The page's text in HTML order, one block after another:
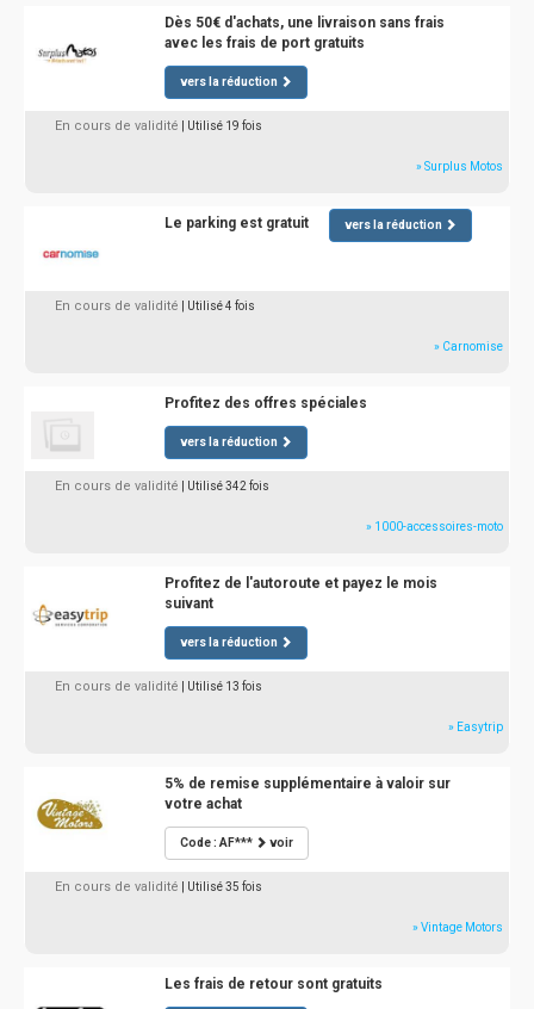
Dès 50€ d'achats, une livraison sans frais
avec les frais de port gratuits
vers la réduction
En cours de validité | Utilisé 19 fois
» Surplus Motos
Le parking est gratuit vers la réduction
En cours de validité | Utilisé 4 fois
» Carnomise
Profitez des offres spéciales
vers la réduction
En cours de validité | Utilisé 342 fois
» 1000-accessoires-moto
Profitez de l'autoroute et payez le mois
suivant
vers la réduction
En cours de validité | Utilisé 13 fois
» Easytrip
5% de remise supplémentaire à valoir sur
votre achat
Code : AF*** voir
En cours de validité | Utilisé 35 fois
» Vintage Motors
Les frais de retour sont gratuits